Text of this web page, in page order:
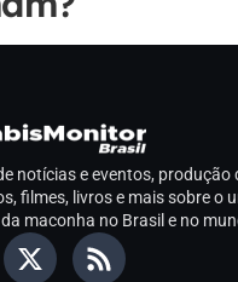
notícias e eventos, produção
filmes, livros e mais sobre o
maconha no Brasil e no